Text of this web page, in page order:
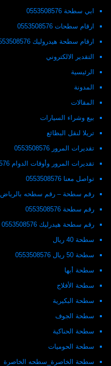
ابي سطحة 0553508576
ارقام سطحات 0553508576
ارقام سطحة هيدروليك 0553508576 نقل سيارات خدمه 24ساعة
التقدير الالكتروني
الرئيسية
المدونة
المقالات
بيع وشراء السيارات
تريلا لنقل البظائع
تقديرات المرور 0553508576
تقديرات المرور وأوقات الدوام 0553508576
تواصل معنا 0553508576
رقم سطحة – رقم سطحه بالرياض 0553508576
رقم سطحة 0553508576
رقم سطحة هيدرليك 0553508576
سطحة 40 ريال
سطحة 50 ريال 0553508576
سطحة أبها
سطحة الأفلاج
سطحة البكيرية
سطحة الجوف
سطحة الحناكية
سطحة الحوميات
سطحة الخاصرة_سطحه الخاصرة